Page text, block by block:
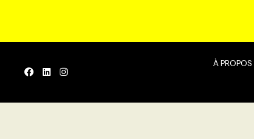
À PROPOS